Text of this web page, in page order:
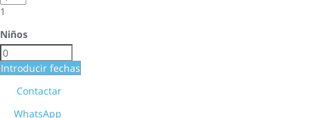
1
Niños
Introducir fechas
Contactar
WhatsApp